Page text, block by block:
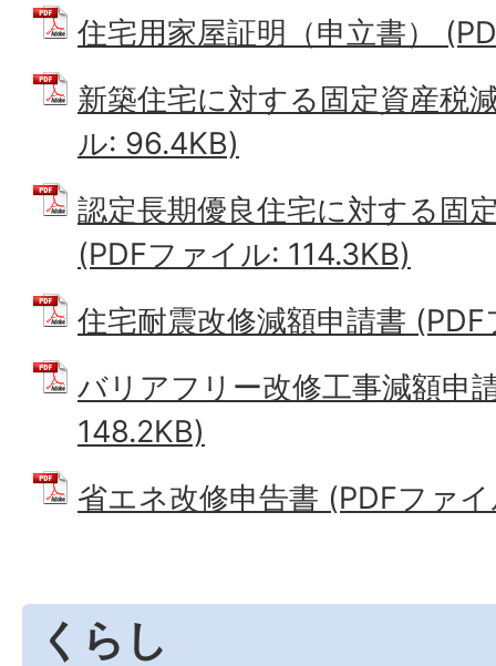
住宅用家屋証明（申立書）
新築住宅に対する固定資産税
ル: 96.4KB)
認定長期優良住宅に対する固
(PDFファイル: 114.3KB)
住宅耐震改修減額申請書
バリアフリー改修工事減額申
148.2KB)
省エネ改修申告書 (PDFファ
くらし